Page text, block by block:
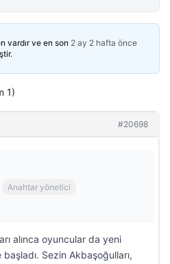
vardır ve en son 2 ay 2 hafta önce
1)
#20698
Anahtar yönetici
alınca oyuncular da yeni
Sezin Akbaşoğulları,